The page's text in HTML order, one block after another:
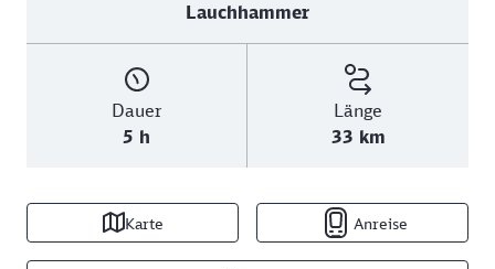
Lauchhammer
Dauer
5 h
Länge
33 km
Karte Anreise